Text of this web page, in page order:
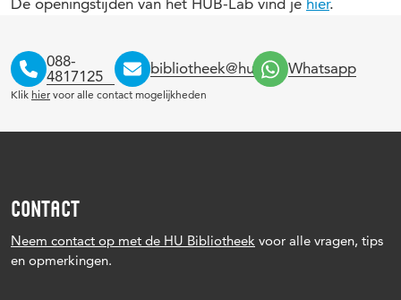
De openingstijden van het HUB-Lab vind je hier.
088-
4817125
bibliotheek@hu.nl Whatsapp
Klik hier voor alle contact mogelijkheden
CONTACT
Neem contact op met de HU Bibliotheek voor alle vragen, tips
en opmerkingen.